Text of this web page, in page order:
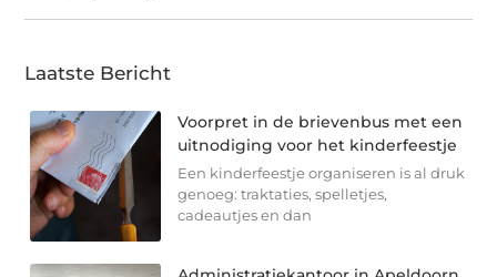
Laatste Bericht
Voorpret in de brievenbus met een
uitnodiging voor het kinderfeestje
Een kinderfeestje organiseren is al druk
genoeg: traktaties, spelletjes,
cadeautjes en dan